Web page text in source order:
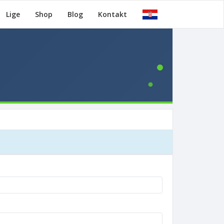
Lige Shop Blog Kontakt